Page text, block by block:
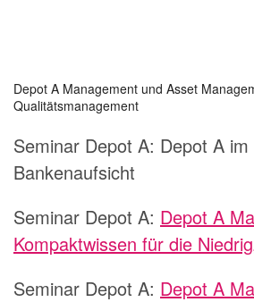
Depot A Management und Asset
Qualitätsmanagement
Seminar Depot A: Depot A
Bankenaufsicht
Seminar Depot A: Depot A
Kompaktwissen für die
Seminar Depot A: Depot A